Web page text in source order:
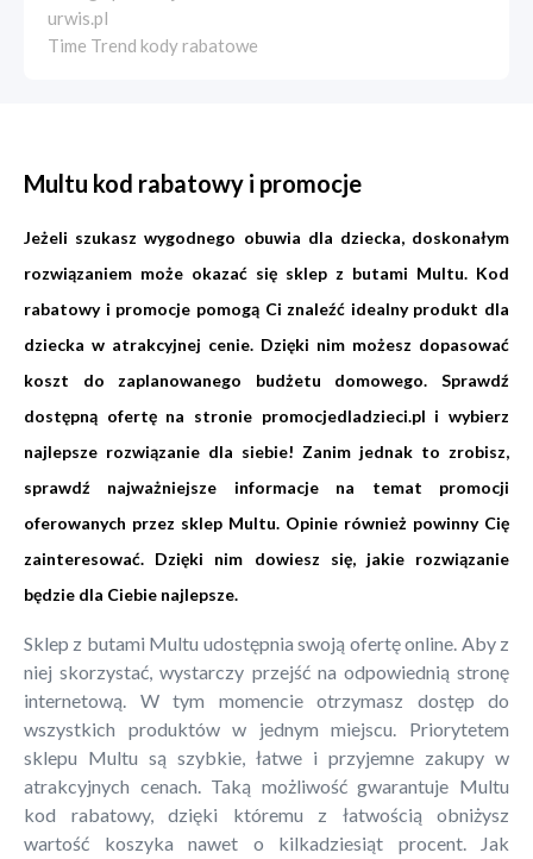
urwis.pl
Time Trend kody rabatowe
Multu kod rabatowy i promocje
Jeżeli szukasz wygodnego obuwia dla dziecka, doskonałym
rozwiązaniem może okazać się sklep z butami Multu. Kod
rabatowy i promocje pomogą Ci znaleźć idealny produkt dla
dziecka w atrakcyjnej cenie. Dzięki nim możesz dopasować
koszt do zaplanowanego budżetu domowego. Sprawdź
dostępną ofertę na stronie promocjedladzieci.pl i wybierz
najlepsze rozwiązanie dla siebie! Zanim jednak to zrobisz,
sprawdź najważniejsze informacje na temat promocji
oferowanych przez sklep Multu. Opinie również powinny Cię
zainteresować. Dzięki nim dowiesz się, jakie rozwiązanie
będzie dla Ciebie najlepsze.
Sklep z butami Multu udostępnia swoją ofertę online. Aby z
niej skorzystać, wystarczy przejść na odpowiednią stronę
internetową. W tym momencie otrzymasz dostęp do
wszystkich produktów w jednym miejscu. Priorytetem
sklepu Multu są szybkie, łatwe i przyjemne zakupy w
atrakcyjnych cenach. Taką możliwość gwarantuje Multu
kod rabatowy, dzięki któremu z łatwością obniżysz
wartość koszyka nawet o kilkadziesiąt procent. Jak